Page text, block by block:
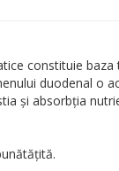
constituie baza
duodenal o
şi absorbția